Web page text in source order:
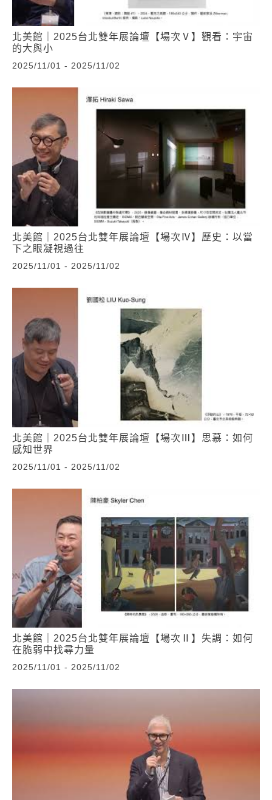
北美館｜2025台北雙年展論壇【場次Ⅴ】觀看：宇宙
的大與小
2025/11/01 - 2025/11/02
北美館｜2025台北雙年展論壇【場次Ⅳ】歷史：以當
下之眼凝視過往
2025/11/01 - 2025/11/02
北美館｜2025台北雙年展論壇【場次Ⅲ】思慕：如何
感知世界
2025/11/01 - 2025/11/02
北美館｜2025台北雙年展論壇【場次Ⅱ】失調：如何
在脆弱中找尋力量
2025/11/01 - 2025/11/02